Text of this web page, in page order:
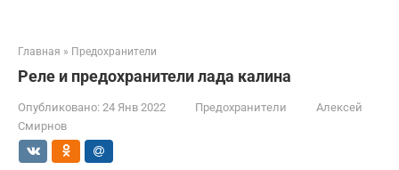
Главная » Предохранители
Реле и предохранители лада калина
Опубликовано: 24 Янв 2022 Предохранители
Алексей
Смирнов